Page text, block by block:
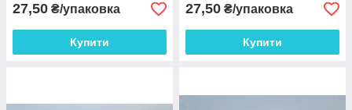
27,50 ₴/упаковка
Купити
27,50 ₴/упаковка
Купити